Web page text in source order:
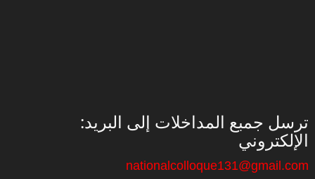
:ترسل جمبع المداخلات إلى البريد
الإلكتروني
nationalcolloque131@gmail.com